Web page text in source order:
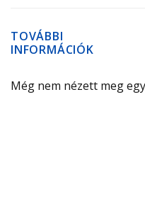
TOVÁBBI
INFORMÁCIÓK
Még nem nézett meg